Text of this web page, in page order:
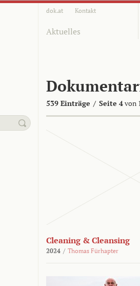
dok.at Kontakt
Aktuelles
539 Einträge / Seite 4von
Cleaning & Cleansing
2024 / Thomas Fürhapter